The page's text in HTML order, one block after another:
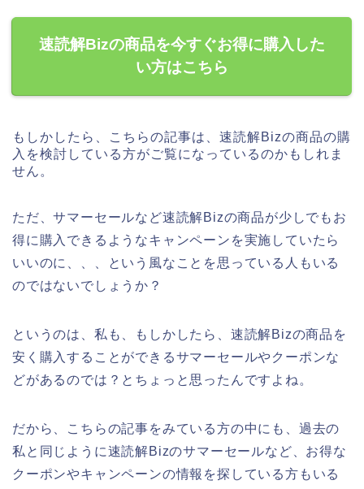
速読解Bizの商品を今すぐお得に購入した
い方はこちら
もしかしたら、こちらの記事は、速読解Bizの商品の購
入を検討している方がご覧になっているのかもしれま
せん。
ただ、サマーセールなど速読解Bizの商品が少しでもお
得に購入できるようなキャンペーンを実施していたら
いいのに、、、という風なことを思っている人もいる
のではないでしょうか？
というのは、私も、もしかしたら、速読解Bizの商品を
安く購入することができるサマーセールやクーポンな
どがあるのでは？とちょっと思ったんですよね。
だから、こちらの記事をみている方の中にも、過去の
私と同じように速読解Bizのサマーセールなど、お得な
クーポンやキャンペーンの情報を探している方もいる